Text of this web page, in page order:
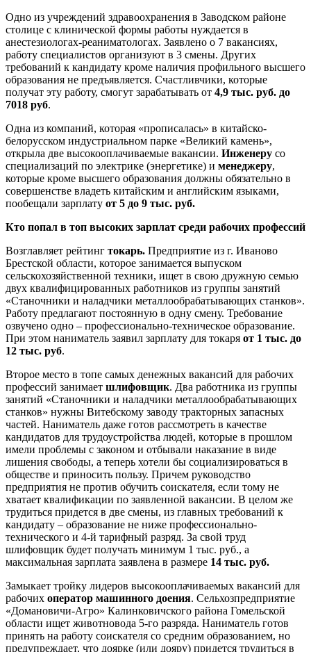
Одно из учреждений здравоохранения в Заводском районе
столице с клинической формы работы нуждается в
анестезиологах-реаниматологах. Заявлено о 7 вакансиях,
работу специалистов организуют в 3 смены. Других
требований к кандидату кроме наличия профильного высшего
образования не предъявляется. Счастливчики, которые
получат эту работу, смогут зарабатывать от 4,9 тыс. руб. до
7018 руб.
Одна из компаний, которая «прописалась» в китайско-
белорусском индустриальном парке «Великий камень»,
открыла две высокооплачиваемые вакансии. Инженеру со
специализаций по электрике (энергетике) и менеджеру,
которые кроме высшего образования должны обязательно в
совершенстве владеть китайским и английским языками,
пообещали зарплату от 5 до 9 тыс. руб.
Кто попал в топ высоких зарплат среди рабочих профессий
Возглавляет рейтинг токарь. Предприятие из г. Иваново
Брестской области, которое занимается выпуском
сельскохозяйственной техники, ищет в свою дружную семью
двух квалифицированных работников из группы занятий
«Станочники и наладчики металлообрабатывающих станков».
Работу предлагают постоянную в одну смену. Требование
озвучено одно – профессионально-техническое образование.
При этом наниматель заявил зарплату для токаря от 1 тыс. до
12 тыс. руб.
Второе место в топе самых денежных вакансий для рабочих
профессий занимает шлифовщик. Два работника из группы
занятий «Станочники и наладчики металлообрабатывающих
станков» нужны Витебскому заводу тракторных запасных
частей. Наниматель даже готов рассмотреть в качестве
кандидатов для трудоустройства людей, которые в прошлом
имели проблемы с законом и отбывали наказание в виде
лишения свободы, а теперь хотели бы социализироваться в
обществе и приносить пользу. Причем руководство
предприятия не против обучить соискателя, если тому не
хватает квалификации по заявленной вакансии. В целом же
трудиться придется в две смены, из главных требований к
кандидату – образование не ниже профессионально-
технического и 4-й тарифный разряд. За свой труд
шлифовщик будет получать минимум 1 тыс. руб., а
максимальная зарплата заявлена в размере 14 тыс. руб.
Замыкает тройку лидеров высокооплачиваемых вакансий для
рабочих оператор машинного доения. Сельхозпредприятие
«Домановичи-Агро» Калинковичского района Гомельской
области ищет животновода 5-го разряда. Наниматель готов
принять на работу соискателя со средним образованием, но
предупреждает, что доярке (или дояру) придется трудиться в